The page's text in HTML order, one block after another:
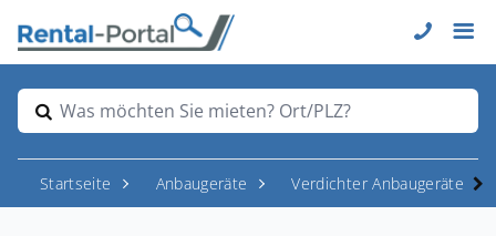
Was möchten Sie mieten? Ort/PLZ?
Startseite Anbaugeräte Verdichter Anbaugeräte